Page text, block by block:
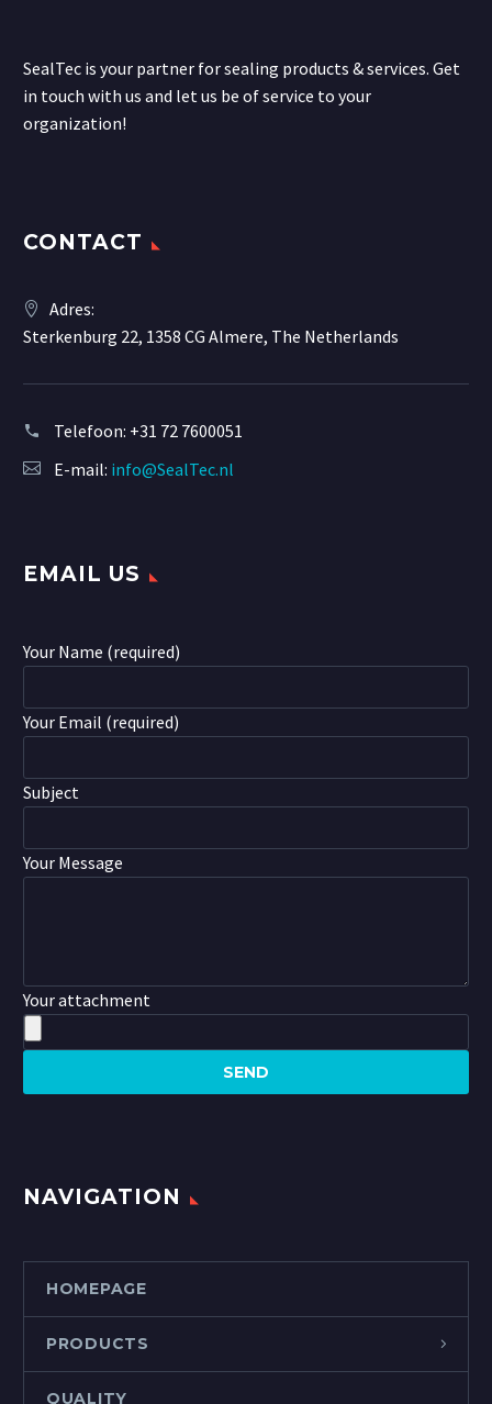
SealTec is your partner for sealing products & services. Get
in touch with us and let us be of service to your
organization!
CONTACT
Adres:
Sterkenburg 22, 1358 CG Almere, The Netherlands
Telefoon: +31 72 7600051
E-mail: info@SealTec.nl
EMAIL US
Your Name (required)
Your Email (required)
Subject
Your Message
Your attachment
NAVIGATION
HOMEPAGE
PRODUCTS
QUALITY